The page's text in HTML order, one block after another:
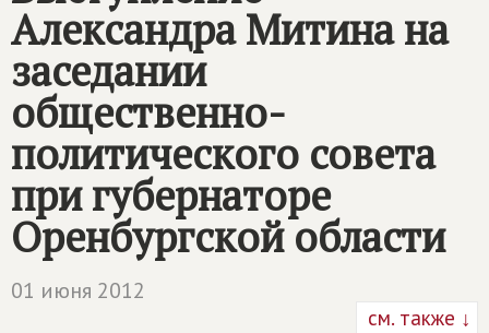
Александра Митина на
заседании
общественно-
политического совета
при губернаторе
Оренбургской области
01 июня 2012
см. также ↓